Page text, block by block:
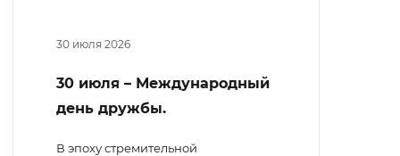
30 июля 2026
30 июля – Международный
день дружбы.
В эпоху стремительной